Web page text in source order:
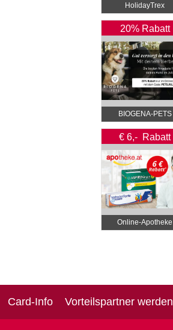
HolidayTrex
20% Rabatt
BIOGENA-PETS
€ 6,- Rabatt
Online‑Apotheke
Card-Info Vorteilspartner werden